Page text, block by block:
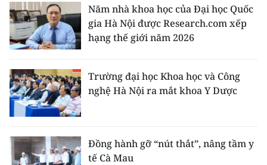
Năm nhà khoa học của Đại học Quốc
gia Hà Nội được Research.com xếp
hạng thế giới năm 2026
Trường đại học Khoa học và Công
nghệ Hà Nội ra mắt khoa Y Dược
Đồng hành gỡ “nút thắt”, nâng tầm y
tế Cà Mau